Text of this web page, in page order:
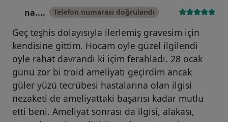
na.... Telefon numarası doğrulandı
Geç teşhis dolayısıyla ilerlemiş gravesim için
kendisine gittim. Hocam oyle güzel ilgilendi
oyle rahat davrandı ki içim ferahladı. 28 ocak
günü zor bi troid ameliyatı geçirdim ancak
güler yüzü tecrübesi hastalarına olan ilgisi
nezaketi de ameliyattaki başarısı kadar mutlu
etti beni. Ameliyat sonrası da ilgisi, alakası,